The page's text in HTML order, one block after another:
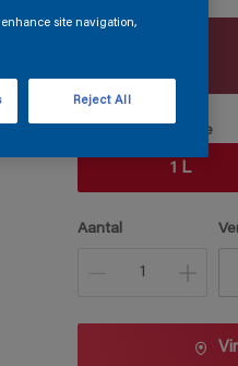
Verpakkingsgrootte
1 L
Aantal
site navigation,
Reject All